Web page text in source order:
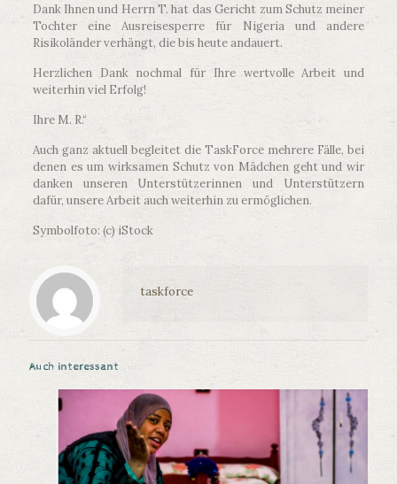
Dank Ihnen und Herrn T. hat das Gericht zum Schutz meiner
Tochter eine Ausreisesperre für Nigeria und andere
Risikoländer verhängt, die bis heute andauert.
Herzlichen Dank nochmal für Ihre wertvolle Arbeit und
weiterhin viel Erfolg!
Ihre M. R.“
Auch ganz aktuell begleitet die TaskForce mehrere Fälle, bei
denen es um wirksamen Schutz von Mädchen geht und wir
danken unseren Unterstützerinnen und Unterstützern
dafür, unsere Arbeit auch weiterhin zu ermöglichen.
Symbolfoto: (c) iStock
taskforce
Auch interessant